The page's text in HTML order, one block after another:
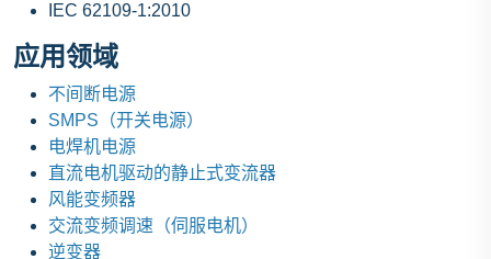
IEC 62109-1:2010
应用领域
不间断电源
SMPS（开关电源）
电焊机电源
直流电机驱动的静止式变流器
风能变频器
交流变频调速（伺服电机）
逆变器